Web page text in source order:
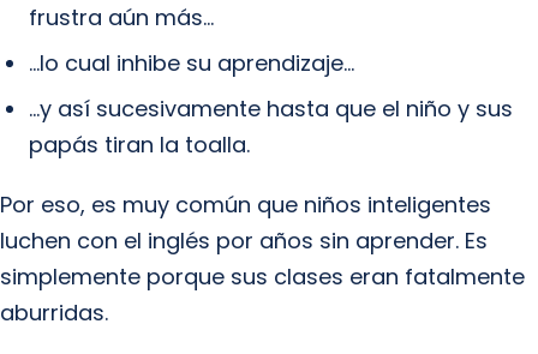
frustra aún más…
…lo cual inhibe su aprendizaje…
…y así sucesivamente hasta que el niño y sus
papás tiran la toalla.
Por eso, es muy común que niños inteligentes
luchen con el inglés por años sin aprender. Es
simplemente porque sus clases eran fatalmente
aburridas.